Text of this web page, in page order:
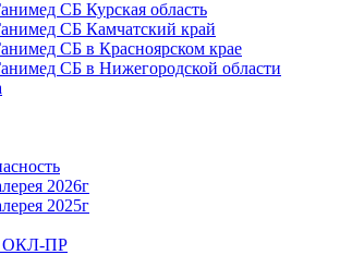
СБ Курская область
СБ Камчатский край
СБ в Красноярском крае
СБ в Нижегородской области
2026г
2025г
ОКЛ-ПР